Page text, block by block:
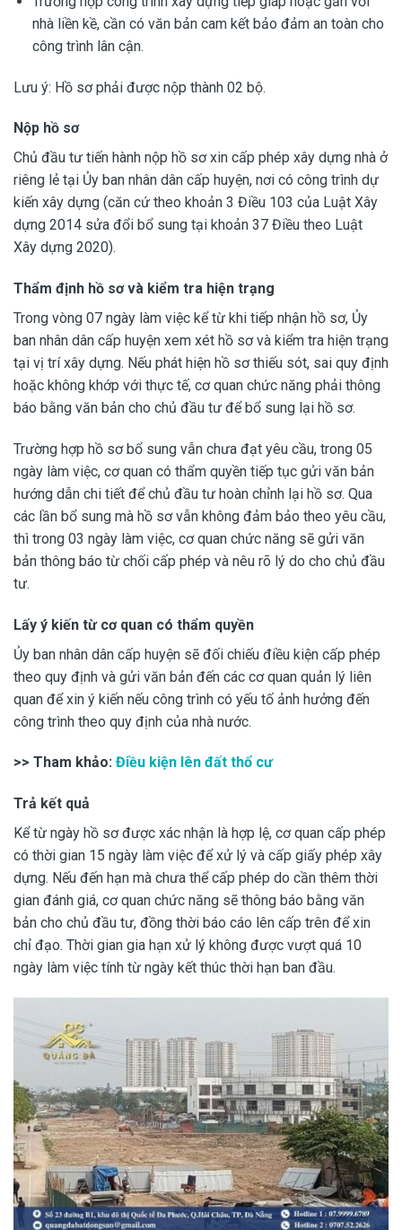
nhà liền kề, cần có văn bản cam kết bảo đảm an toàn cho
công trình lân cận.
Lưu ý: Hồ sơ phải được nộp thành 02 bộ.
Nộp hồ sơ
Chủ đầu tư tiến hành nộp hồ sơ xin cấp phép xây dựng nhà ở
riêng lẻ tại Ủy ban nhân dân cấp huyện, nơi có công trình dự
kiến xây dựng (căn cứ theo khoản 3 Điều 103 của Luật Xây
dựng 2014 sửa đổi bổ sung tại khoản 37 Điều theo Luật
Xây dựng 2020).
Thẩm định hồ sơ và kiểm tra hiện trạng
Trong vòng 07 ngày làm việc kể từ khi tiếp nhận hồ sơ, Ủy
ban nhân dân cấp huyện xem xét hồ sơ và kiểm tra hiện trạng
tại vị trí xây dựng. Nếu phát hiện hồ sơ thiếu sót, sai quy định
hoặc không khớp với thực tế, cơ quan chức năng phải thông
báo bằng văn bản cho chủ đầu tư để bổ sung lại hồ sơ.
Trường hợp hồ sơ bổ sung vẫn chưa đạt yêu cầu, trong 05
ngày làm việc, cơ quan có thẩm quyền tiếp tục gửi văn bản
hướng dẫn chi tiết để chủ đầu tư hoàn chỉnh lại hồ sơ. Qua
các lần bổ sung mà hồ sơ vẫn không đảm bảo theo yêu cầu,
thì trong 03 ngày làm việc, cơ quan chức năng sẽ gửi văn
bản thông báo từ chối cấp phép và nêu rõ lý do cho chủ đầu
tư.
Lấy ý kiến từ cơ quan có thẩm quyền
Ủy ban nhân dân cấp huyện sẽ đối chiếu điều kiện cấp phép
theo quy định và gửi văn bản đến các cơ quan quản lý liên
quan để xin ý kiến nếu công trình có yếu tố ảnh hưởng đến
công trình theo quy định của nhà nước.
>> Tham khảo: Điều kiện lên đất thổ cư
Trả kết quả
Kể từ ngày hồ sơ được xác nhận là hợp lệ, cơ quan cấp phép
có thời gian 15 ngày làm việc để xử lý và cấp giấy phép xây
dựng. Nếu đến hạn mà chưa thể cấp phép do cần thêm thời
gian đánh giá, cơ quan chức năng sẽ thông báo bằng văn
bản cho chủ đầu tư, đồng thời báo cáo lên cấp trên để xin
chỉ đạo. Thời gian gia hạn xử lý không được vượt quá 10
ngày làm việc tính từ ngày kết thúc thời hạn ban đầu.